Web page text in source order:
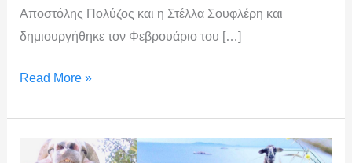
Αποστόλης Πολύζος και η Στέλλα Σουφλέρη και
δημιουργήθηκε τον Φεβρουάριο του […]
Read More »
Giving